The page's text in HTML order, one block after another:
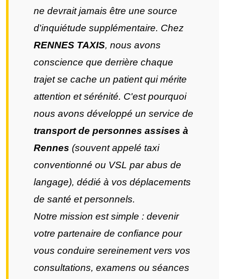
ne devrait jamais être une source
d'inquiétude supplémentaire. Chez
RENNES TAXIS, nous avons
conscience que derrière chaque
trajet se cache un patient qui mérite
attention et sérénité. C'est pourquoi
nous avons développé un service de
transport de personnes assises à
Rennes (souvent appelé taxi
conventionné ou VSL par abus de
langage), dédié à vos déplacements
de santé et personnels.
Notre mission est simple : devenir
votre partenaire de confiance pour
vous conduire sereinement vers vos
consultations, examens ou séances